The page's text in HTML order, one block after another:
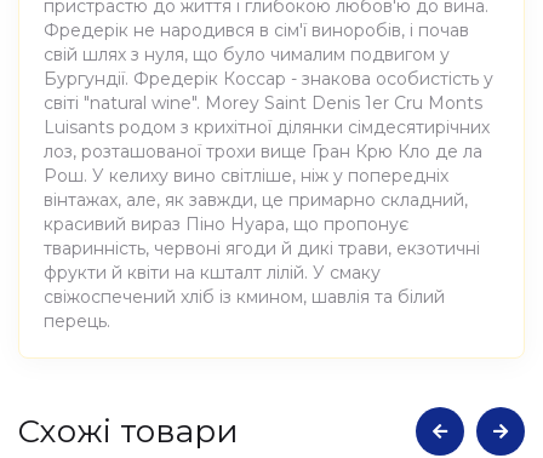
пристрастю до життя і глибокою любов'ю до вина.
Фредерік не народився в сім'ї виноробів, і почав
свій шлях з нуля, що було чималим подвигом у
Бургундії. Фредерік Коссар - знакова особистість у
світі "natural wine". Morey Saint Denis 1er Cru Monts
Luisants родом з крихітної ділянки сімдесятирічних
лоз, розташованої трохи вище Гран Крю Кло де ла
Рош. У келиху вино світліше, ніж у попередніх
вінтажах, але, як завжди, це примарно складний,
красивий вираз Піно Нуара, що пропонує
тваринність, червоні ягоди й дикі трави, екзотичні
фрукти й квіти на кшталт лілій. У смаку
свіжоспечений хліб із кмином, шавлія та білий
перець.
Атрибути
Cхожі товари